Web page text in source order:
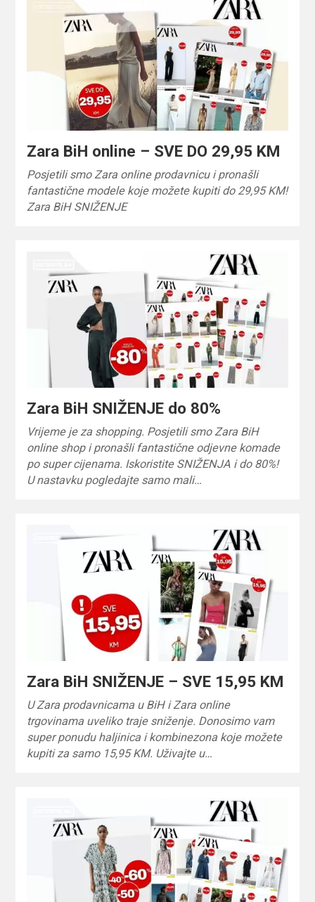
Zara BiH online – SVE DO 29,95 KM
Posjetili smo Zara online prodavnicu i pronašli
fantastične modele koje možete kupiti do 29,95 KM!
Zara BiH SNIŽENJE
Zara BiH SNIŽENJE do 80%
Vrijeme je za shopping. Posjetili smo Zara BiH
online shop i pronašli fantastične odjevne komade
po super cijenama. Iskoristite SNIŽENJA i do 80%!
U nastavku pogledajte samo mali…
Zara BiH SNIŽENJE – SVE 15,95 KM
U Zara prodavnicama u BiH i Zara online
trgovinama uveliko traje sniženje. Donosimo vam
super ponudu haljinica i kombinezona koje možete
kupiti za samo 15,95 KM. Uživajte u…